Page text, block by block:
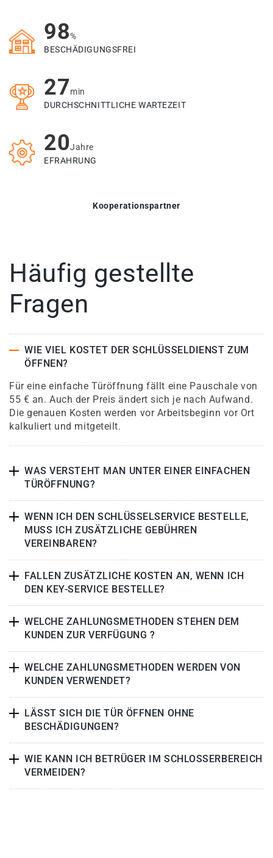
98%
BESCHÄDIGUNGSFREI
27min
DURCHSCHNITTLICHE WARTEZEIT
20Jahre
EFRAHRUNG
Kooperationspartner
Häufig gestellte
Fragen
WIE VIEL KOSTET DER SCHLÜSSELDIENST ZUM
ÖFFNEN?
Für eine einfache Türöffnung fällt eine Pauschale von
55 € an. Auch der Preis ändert sich je nach Aufwand.
Die genauen Kosten werden vor Arbeitsbeginn vor Ort
kalkuliert und mitgeteilt.
WAS VERSTEHT MAN UNTER EINER EINFACHEN
TÜRÖFFNUNG?
WENN ICH DEN SCHLÜSSELSERVICE BESTELLE,
MUSS ICH ZUSÄTZLICHE GEBÜHREN
VEREINBAREN?
FALLEN ZUSÄTZLICHE KOSTEN AN, WENN ICH
DEN KEY-SERVICE BESTELLE?
WELCHE ZAHLUNGSMETHODEN STEHEN DEM
KUNDEN ZUR VERFÜGUNG ?
WELCHE ZAHLUNGSMETHODEN WERDEN VON
KUNDEN VERWENDET?
LÄSST SICH DIE TÜR ÖFFNEN OHNE
BESCHÄDIGUNGEN?
WIE KANN ICH BETRÜGER IM SCHLOSSERBEREICH
VERMEIDEN?